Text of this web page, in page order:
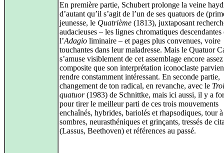
En première partie, Schubert prolonge la veine
d’autant qu’il s’agit de l’un de ses quatuors de
jeunesse, le Quatrième (1813), juxtaposant
audacieuses – les lignes chromatiques descendantes
l’Adagio liminaire – et pages plus convenues, voire
touchantes dans leur maladresse. Mais le Quatuor
s’amuse visiblement de cet assemblage encore assez
composite que son interprétation iconoclaste
rendre constamment intéressant. En seconde partie,
changement de ton radical, en revanche, avec le
quatuor(1983) de Schnittke, mais ici aussi, il y a
pour tirer le meilleur parti de ces trois mouvements
enchaînés, hybrides, bariolés et rhapsodiques, tour
sombres, neurasthéniques et grinçants, tressés de
(Lassus, Beethoven) et références au passé.